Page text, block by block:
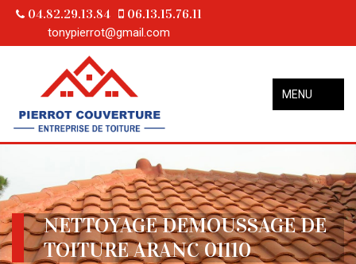
04.82.29.13.84 06.13.15.76.11
tonypierrot@gmail.com
MENU
NETTOYAGE DEMOUSSAGE DE
TOITURE ARANC 01110